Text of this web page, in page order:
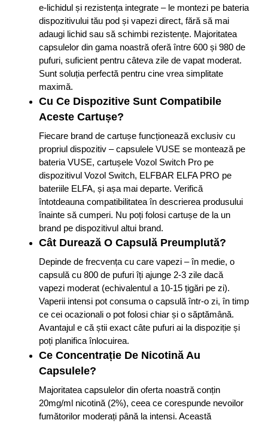
e-lichidul și rezistența integrate – le montezi pe bateria
dispozitivului tău pod și vapezi direct, fără să mai
adaugi lichid sau să schimbi rezistențe. Majoritatea
capsulelor din gama noastră oferă între 600 și 980 de
pufuri, suficient pentru câteva zile de vapat moderat.
Sunt soluția perfectă pentru cine vrea simplitate
maximă.
Cu Ce Dispozitive Sunt Compatibile
Aceste Cartușe?
Fiecare brand de cartușe funcționează exclusiv cu
propriul dispozitiv – capsulele VUSE se montează pe
bateria VUSE, cartușele Vozol Switch Pro pe
dispozitivul Vozol Switch, ELFBAR ELFA PRO pe
bateriile ELFA, și așa mai departe. Verifică
întotdeauna compatibilitatea în descrierea produsului
înainte să cumperi. Nu poți folosi cartușe de la un
brand pe dispozitivul altui brand.
Cât Durează O Capsulă Preumplută?
Depinde de frecvența cu care vapezi – în medie, o
capsulă cu 800 de pufuri îți ajunge 2-3 zile dacă
vapezi moderat (echivalentul a 10-15 țigări pe zi).
Vaperii intensi pot consuma o capsulă într-o zi, în timp
ce cei ocazionali o pot folosi chiar și o săptămână.
Avantajul e că știi exact câte pufuri ai la dispoziție și
poți planifica înlocuirea.
Ce Concentrație De Nicotină Au
Capsulele?
Majoritatea capsulelor din oferta noastră conțin
20mg/ml nicotină (2%), ceea ce corespunde nevoilor
fumătorilor moderați până la intensi. Această